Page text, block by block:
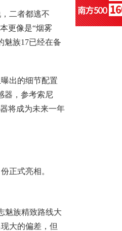
二者都逃不
更像是“烟雾
魅族17已经在备
出的细节配置
器，参考索尼
将成为未来一年
正式亮相。
魅族精致路线大
大的偏差，但